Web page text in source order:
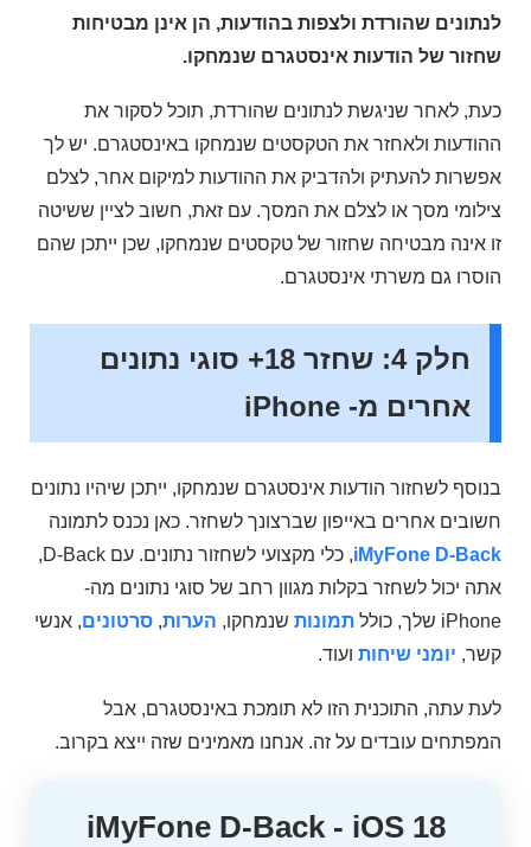
לנתונים שהורדת ולצפות בהודעות, הן אינן מבטיחות
שחזור של הודעות אינסטגרם שנמחקו.
כעת, לאחר שניגשת לנתונים שהורדת, תוכל לסקור את
ההודעות ולאחזר את הטקסטים שנמחקו באינסטגרם. יש לך
אפשרות להעתיק ולהדביק את ההודעות למיקום אחר, לצלם
צילומי מסך או לצלם את המסך. עם זאת, חשוב לציין ששיטה
זו אינה מבטיחה שחזור של טקסטים שנמחקו, שכן ייתכן שהם
הוסרו גם משרתי אינסטגרם.
חלק 4: שחזר 18+ סוגי נתונים
אחרים מ- iPhone
בנוסף לשחזור הודעות אינסטגרם שנמחקו, ייתכן שיהיו נתונים
חשובים אחרים באייפון שברצונך לשחזר. כאן נכנס לתמונה
iMyFone D-Back
, כלי מקצועי לשחזור נתונים. עם D-Back,
אתה יכול לשחזר בקלות מגוון רחב של סוגי נתונים מה-
iPhone שלך, כולל
תמונות שנמחקו, הערות, סרטונים, אנשי
קשר, יומני שיחות ועוד.
לעת עתה, התוכנית הזו לא תומכת באינסטגרם, אבל
המפתחים עובדים על זה. אנחנו מאמינים שזה ייצא בקרוב.
iMyFone D-Back - iOS 18